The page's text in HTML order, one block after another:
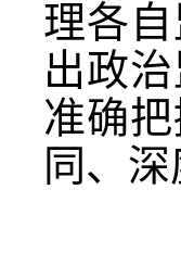
理各
出政
准确
同、